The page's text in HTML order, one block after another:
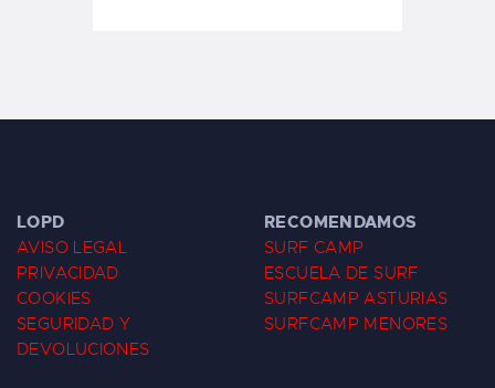
LOPD
AVISO LEGAL
PRIVACIDAD
COOKIES
SEGURIDAD Y
DEVOLUCIONES
RECOMENDAMOS
SURF CAMP
ESCUELA DE SURF
SURFCAMP ASTURIAS
SURFCAMP MENORES